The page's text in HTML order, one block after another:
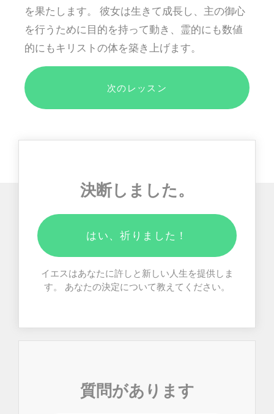
を果たします。 彼女は生きて成長し、主の御心
を行うために目的を持って動き、霊的にも数値
的にもキリストの体を築き上げます。
次のレッスン
決断しました。
はい、祈りました！
イエスはあなたに許しと新しい人生を提供しま
す。 あなたの決定について教えてください。
質問があります